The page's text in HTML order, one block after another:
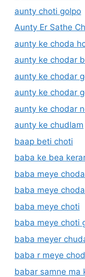
aunty choti golpo
Aunty Er Sathe
aunty ke choda
aunty ke chodar
aunty ke chodar
aunty ke chodar
aunty ke chodar
aunty ke chudlam
baap beti choti
baba ke bea
baba meye
baba meye
baba meye choti
baba meye choti
baba meyer
baba r meye
babar samne ma